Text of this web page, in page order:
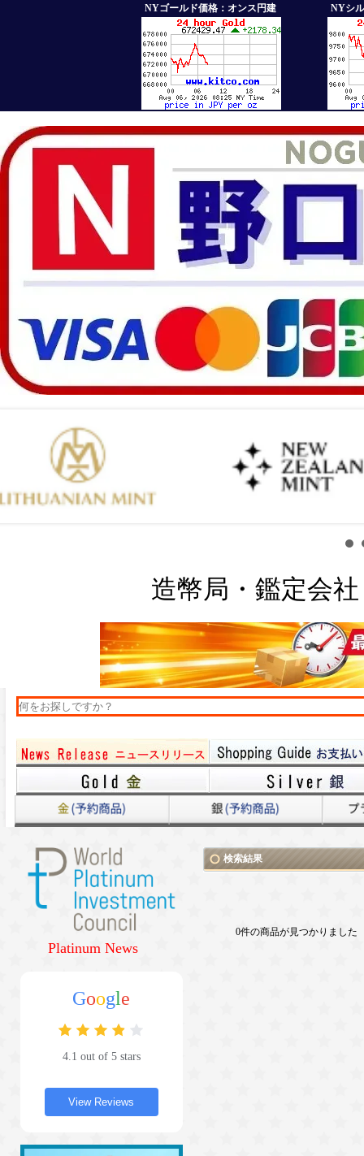
NYゴールド価格：オンス円建 NYシ
造幣局・鑑定会
Platinum News
Google
4.1 out of 5 stars
View Reviews
検索結果
0件の商品が見つかりました